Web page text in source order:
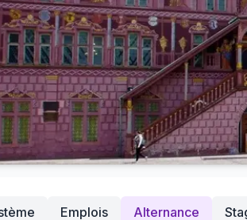
Emplois Alternance